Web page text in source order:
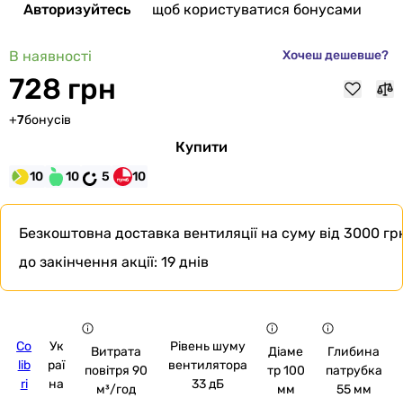
Авторизуйтесь щоб користуватися бонусами
В наявності Хочеш дешевше?
728 грн
+7бонусів
Купити
10 10 5 10
Безкоштовна доставка вентиляції на суму від 3000
до закінчення акції: 19 днів
Co
lib
ri
Ук
раї
на
Витрата
повітря 90
м³/год
Рівень шуму
вентилятора
33 дБ
Діаме
тр 100
мм
Глибина
патрубка
55 мм